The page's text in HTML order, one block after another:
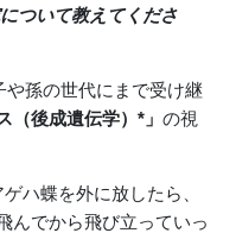
ついて教えてくださ
や孫の世代にまで受け継
（後成遺伝学）*」 の視
ハ蝶を外に放したら、
んでから飛び立っていっ